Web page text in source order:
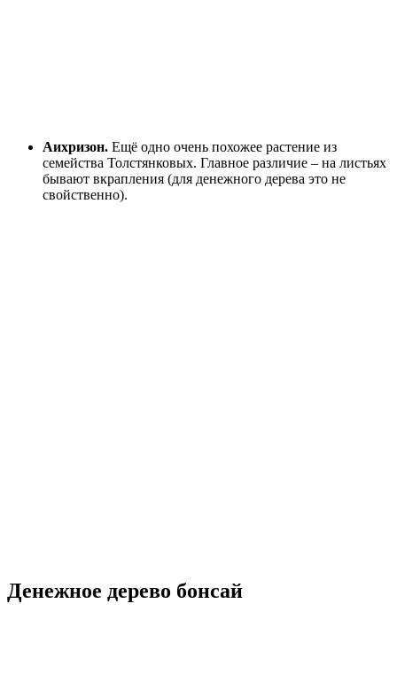
Аихризон. Ещё одно очень похожее растение из
семейства Толстянковых. Главное различие – на листьях
бывают вкрапления (для денежного дерева это не
свойственно).
Денежное дерево бонсай